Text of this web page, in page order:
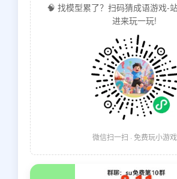
🧠 找模型累了？扫码猜成语游戏-
进来玩一玩!
微信扫一扫 · 免费玩小游戏